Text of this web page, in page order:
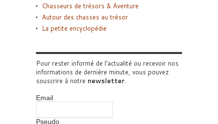
Chasseurs de trésors & Aventure
Autour des chasses au trésor
La petite encyclopédie
Pour rester informé de l'actualité ou recevoir nos
informations de dernière minute, vous pouvez
souscrire à notre newsletter.
Email
Pseudo